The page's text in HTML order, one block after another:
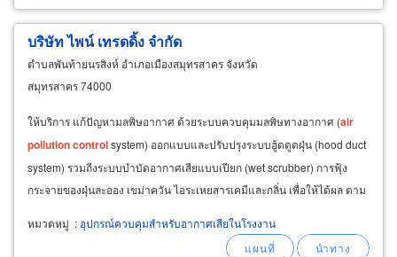
บริษัท ไพน์ เทรดดิ้ง จำกัด
ตำบลพันท้ายนรสิงห์ อำเภอเมืองสมุทรสาคร จังหวัด
สมุทรสาคร 74000
ให้บริการ แก้ปัญหามลพิษอากาศ ด้วยระบบควบคุมมลพิษทางอากาศ (air
pollutioncontrolsystem) ออกแบบและปรับปรุงระบบฮู้ดดูดฝุ่น (hood duct
system) รวมถีงระบบบำบัดอากาศเสียแบบเปียก (wet scrubber) การฟุ้ง
กระจายของฝุ่นละออง เขม่าควัน ไอระเหยสารเคมีและกลิ่น เพื่อให้ได้ผล ตาม
หมวดหมู่ : อุปกรณ์ควบคุมสำหรับอากาศเสียในโรงงาน